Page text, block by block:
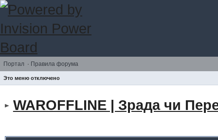
Портал · Правила форума
Это меню отключено
WAROFFLINE | Зрада чи